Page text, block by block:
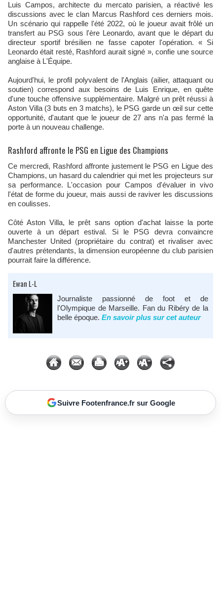
Luis Campos, architecte du mercato parisien, a réactivé les
discussions avec le clan Marcus Rashford ces derniers mois.
Un scénario qui rappelle l'été 2022, où le joueur avait frôlé un
transfert au PSG sous l'ère Leonardo, avant que le départ du
directeur sportif brésilien ne fasse capoter l'opération. « Si
Leonardo était resté, Rashford aurait signé », confie une source
anglaise à L'Équipe.
Aujourd'hui, le profil polyvalent de l'Anglais (ailier, attaquant ou
soutien) correspond aux besoins de Luis Enrique, en quête
d'une touche offensive supplémentaire. Malgré un prêt réussi à
Aston Villa (3 buts en 3 matchs), le PSG garde un œil sur cette
opportunité, d'autant que le joueur de 27 ans n'a pas fermé la
porte à un nouveau challenge.
Rashford affronte le PSG en Ligue des Champions
Ce mercredi, Rashford affronte justement le PSG en Ligue des
Champions, un hasard du calendrier qui met les projecteurs sur
sa performance. L'occasion pour Campos d'évaluer in vivo
l'état de forme du joueur, mais aussi de raviver les discussions
en coulisses.
Côté Aston Villa, le prêt sans option d'achat laisse la porte
ouverte à un départ estival. Si le PSG devra convaincre
Manchester United (propriétaire du contrat) et rivaliser avec
d'autres prétendants, la dimension européenne du club parisien
pourrait faire la différence.
Ewan L-L
Journaliste passionné de foot et de
l'Olympique de Marseille. Fan du Ribéry de la
belle époque. En savoir plus sur cet auteur
Suivre Footenfrance.fr sur Google